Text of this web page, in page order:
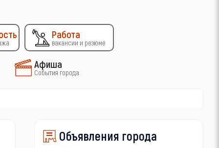
Работа
вакансии и резюме
Афиша
События города
Объявления города